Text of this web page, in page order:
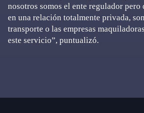
nosotros somos el ente regulador pero
en una relación totalmente privada,
transporte o las empresas
este servicio”, puntualizó.